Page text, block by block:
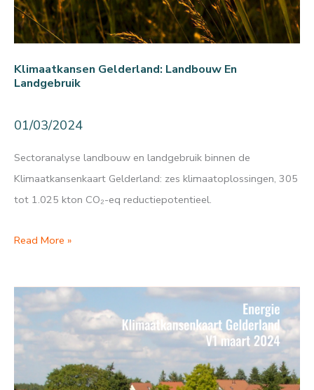
Klimaatkansen Gelderland: Landbouw En
Landgebruik
01/03/2024
Sectoranalyse landbouw en landgebruik binnen de
Klimaatkansenkaart Gelderland: zes klimaatoplossingen, 305
tot 1.025 kton CO₂-eq reductiepotentieel.
Klimaatkansen
landgebruik
Read More »